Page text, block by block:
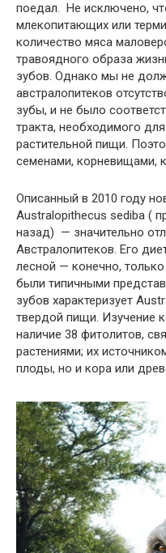
поедал. Не исключено,
млекопитающих или
количество мяса
травоядного образа
зубов. Однако мы не
австралопитеков
зубы, и не было
тракта, необходимого
растительной пищи.
семенами, корневищами,
Описанный в 2010 году
Australopithecus sediba (
назад) — значительно
Австралопитеков. Его
лесной — конечно,
были типичными
зубов характеризует
твердой пищи. Изучение
наличие 38 фитолитов,
растениями; их
плоды, но и кора или